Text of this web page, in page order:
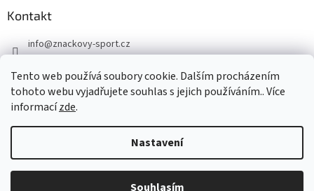
Tento web používá soubory cookie. Dalším procházením
tohoto webu vyjadřujete souhlas s jejich používáním.. Více
informacízde.
Nastavení
Souhlasím
DOVOLENÁ - objednávky přijaté nyní odešleme v pondělí 10.8.
Kontakt
info@znackovy-sport.cz
Vytvořil Shoptet